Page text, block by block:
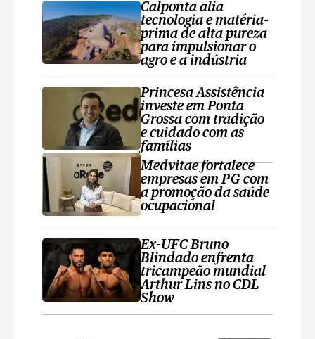
Calponta alia
tecnologia e matéria-
prima de alta pureza
para impulsionar o
agro e a indústria
Princesa Assistência
investe em Ponta
Grossa com tradição
e cuidado com as
famílias
Medvitae fortalece
empresas em PG com
a promoção da saúde
ocupacional
Ex-UFC Bruno
Blindado enfrenta
tricampeão mundial
Arthur Lins no CDL
Show